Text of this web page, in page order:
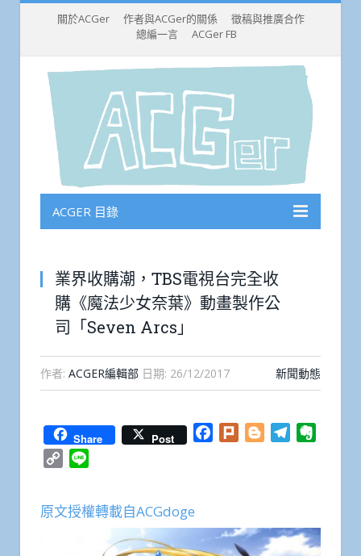
關於ACGer 作者與ACGer的關係
徵稿與推廣合作
總編一言
ACGer FB
ACGER 目錄
業界收購潮，TBS電視台完全收
購《魔法少女奈葉》動畫製作公
司「Seven Arcs」
作者: ACGER編輯部 日期: 26/12/2017 新聞動態
Share Post Facebook
Plurk BloggerTelegram
Copy
原文授權轉載自ACGdoge